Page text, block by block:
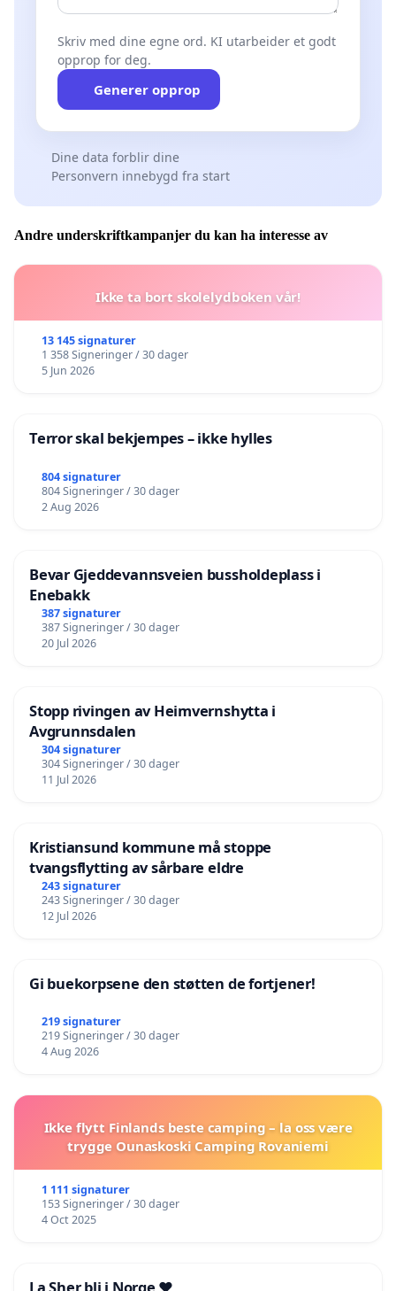
Skriv med dine egne ord. KI utarbeider et godt
opprop for deg.
Generer opprop
Dine data forblir dine
Personvern innebygd fra start
Andre underskriftkampanjer du kan ha interesse av
Ikke ta bort skolelydboken vår!
13 145 signaturer
1 358 Signeringer / 30 dager
5 Jun 2026
Terror skal bekjempes – ikke hylles
804 signaturer
804 Signeringer / 30 dager
2 Aug 2026
Bevar Gjeddevannsveien bussholdeplass i
Enebakk
387 signaturer
387 Signeringer / 30 dager
20 Jul 2026
Stopp rivingen av Heimvernshytta i
Avgrunnsdalen
304 signaturer
304 Signeringer / 30 dager
11 Jul 2026
Kristiansund kommune må stoppe
tvangsflytting av sårbare eldre
243 signaturer
243 Signeringer / 30 dager
12 Jul 2026
Gi buekorpsene den støtten de fortjener!
219 signaturer
219 Signeringer / 30 dager
4 Aug 2026
Ikke flytt Finlands beste camping – la oss være
trygge Ounaskoski Camping Rovaniemi
1 111 signaturer
153 Signeringer / 30 dager
4 Oct 2025